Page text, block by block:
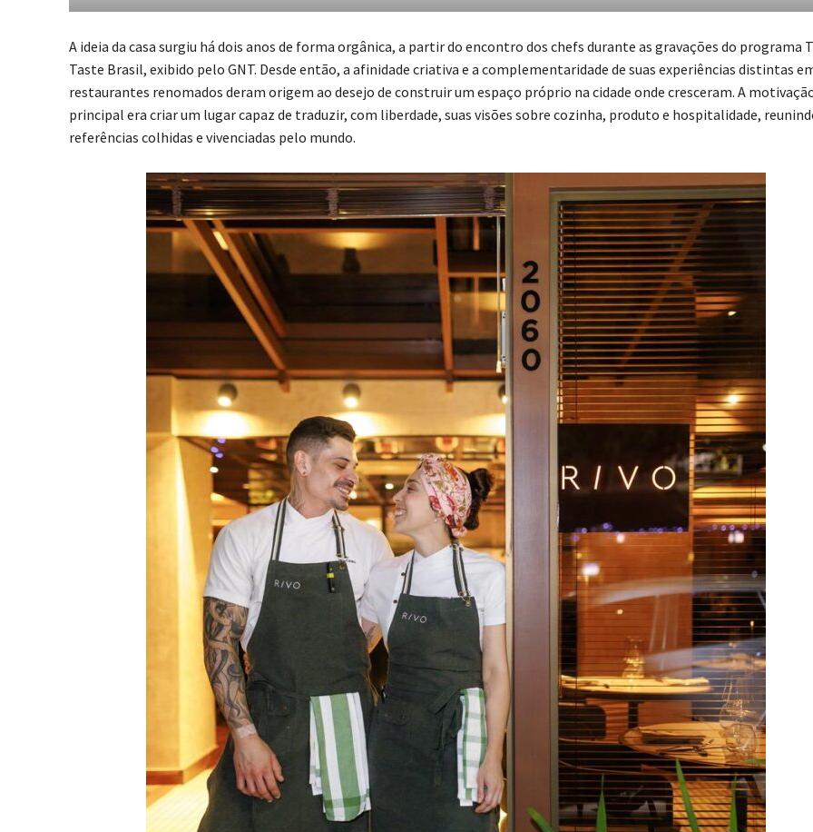
A ideia da casa surgiu há dois anos de forma orgânica, a partir do encontro dos chefs durante as gravações do programa
Taste Brasil, exibido pelo GNT. Desde então, a afinidade criativa e a complementaridade de suas experiências distintas
restaurantes renomados deram origem ao desejo de construir um espaço próprio na cidade onde cresceram. A
principal era criar um lugar capaz de traduzir, com liberdade, suas visões sobre cozinha, produto e hospitalidade,
referências colhidas e vivenciadas pelo mundo.